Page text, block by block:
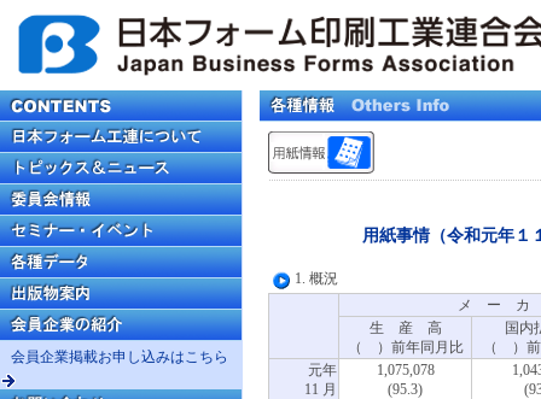
会員企業掲載お申し込みはこちら
用紙事情（令和元年
1. 概況
メ ー カ
生 産 高
（ ）前年同月比
国内
（ ）
元年
11 月
1,075,078
(95.3)